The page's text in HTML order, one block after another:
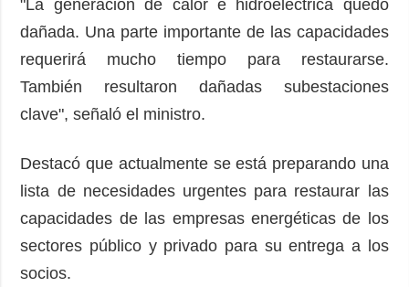
"La generación de calor e hidroeléctrica quedó
dañada. Una parte importante de las capacidades
requerirá mucho tiempo para restaurarse.
También resultaron dañadas subestaciones
clave", señaló el ministro.
Destacó que actualmente se está preparando una
lista de necesidades urgentes para restaurar las
capacidades de las empresas energéticas de los
sectores público y privado para su entrega a los
socios.